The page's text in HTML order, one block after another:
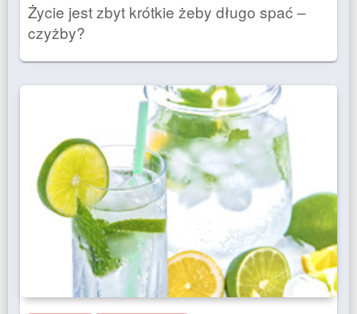
Życie jest zbyt krótkie żeby długo spać –
czyżby?